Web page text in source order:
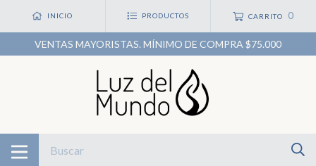
INICIO PRODUCTOS CARRITO 0
VENTAS MAYORISTAS. MÍNIMO DE COMPRA $75.000